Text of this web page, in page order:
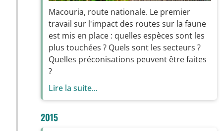
Macouria, route nationale. Le premier
travail sur l'impact des routes sur la faune
est mis en place : quelles espèces sont les
plus touchées ? Quels sont les secteurs ?
Quelles préconisations peuvent être faites
?
Lire la suite...
2015